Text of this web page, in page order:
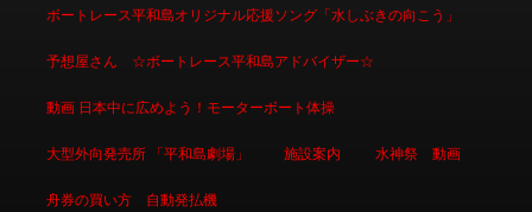
ボートレース平和島オリジナル応援ソング「水しぶきの向こう」
予想屋さん ☆ボートレース平和島アドバイザー☆
動画 日本中に広めよう！モーターボート体操
大型外向発売所 「平和島劇場」 施設案内 水神祭 動画
舟券の買い方 自動発払機